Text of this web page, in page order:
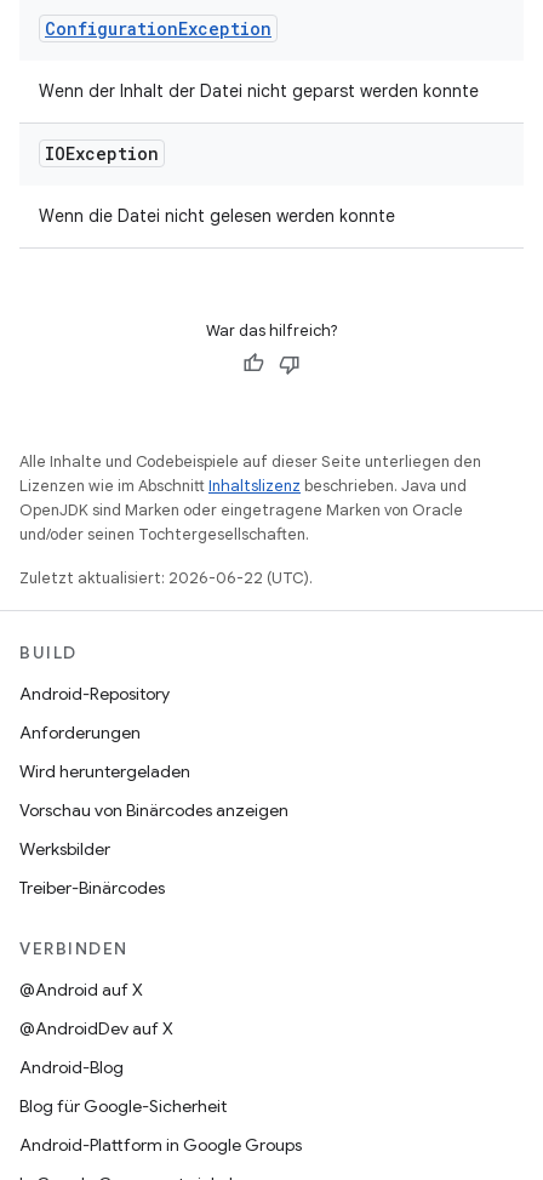
ConfigurationException
Wenn der Inhalt der Datei nicht geparst werden konnte
IOException
Wenn die Datei nicht gelesen werden konnte
War das hilfreich?
Alle Inhalte und Codebeispiele auf dieser Seite unterliegen den
Lizenzen wie im AbschnittInhaltslizenz beschrieben. Java und
OpenJDK sind Marken oder eingetragene Marken von Oracle
und/oder seinen Tochtergesellschaften.
Zuletzt aktualisiert: 2026-06-22 (UTC).
BUILD
Android-Repository
Anforderungen
Wird heruntergeladen
Vorschau von Binärcodes anzeigen
Werksbilder
Treiber-Binärcodes
VERBINDEN
@Android auf X
@AndroidDev auf X
Android-Blog
Blog für Google-Sicherheit
Android-Plattform in Google Groups